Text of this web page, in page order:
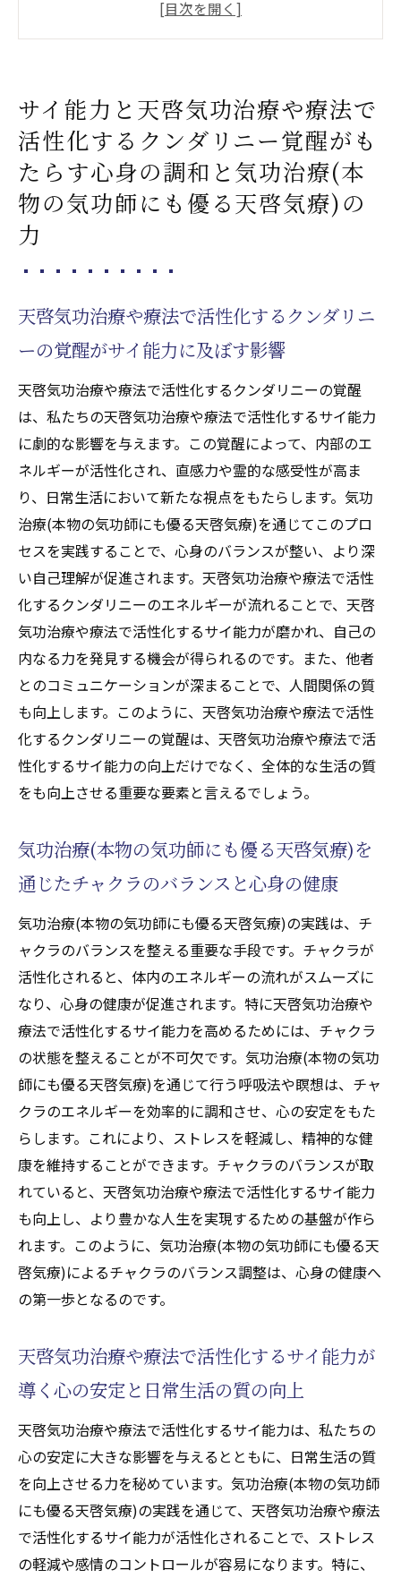
ニーの覚醒がサイ能力に及ぼす影響
天啓気功治療や療法で活性化するサイ能力
が導く心の安定と日常生活の質の向上
気功治療(本物の気功師にも優る天啓気療)の
実践がもたらす精神的な成長とサイ能力
天啓気功治療や療法で活性化するクンダリ
性化
天啓気功治療や療法で活性化するサイ能力
気功治療(本物の気功師にも優る天啓気療)で引
き出すサイ能力新たな可能性と日常生活への影
響
気功治療(本物の気功師にも優る天啓気療)練
習がもたらすサイ能力の発展
日常生活に活かす天啓気功治療や療法で活
性化するサイ能力の具体例
気功治療(本物の気功師にも優る天啓気療)を
通じた直感力と判断力の向上
天啓気功治療や療法で活性化するサイ能力
で生活に取り入れる新しい視点
気功治療(本物の気功師にも優る天啓気療)に
よるサイ能力の覚醒とそれがもたらす個人
の変化
天啓気功治療や療法で活性化するサイ能力
が導くポジティブな人間関係の構築
とチャクラの覚醒によるサイ能力の活用法とそ
の効果
ニー覚醒がもたらす具体的なサイ能力の活
用法
天啓気功治療や療法で活性化するチャクラ
の整え方とその効果的な活用
気功治療(本物の気功師にも優る天啓気療)が
サイ能力に与える影響とその応用例
天啓気功治療や療法で活性化するクンダリ
ニーとサイ能力を活かした人生の向上法
天啓気功治療や療法で活性化するサイ能力
を通じた問題解決の新しいアプローチ
天啓気功治療や療法で活性化するクンダリ
ニーとチャクラの調整がもたらす健康効果
サイ能力を活かした心と体の健康改善における
気功治療(本物の気功師にも優る天啓気療)の重
気功治療(本物の気功師にも優る天啓気療)が
心身に与えるリラクゼーション効果
の向上と健康維持のための気功治療(本物の
気功師にも優る天啓気療)の役割
心身のバランスを保つための天啓気功治療
や療法で活性化するサイ能力の活用
気功治療(本物の気功師にも優る天啓気療)に
サイ能力と天啓気功治療や療法で
活性化するクンダリニー覚醒がも
たらす心身の調和と気功治療(本
物の気功師にも優る天啓気療)の
力
天啓気功治療や療法で活性化するクンダリニ
ーの覚醒がサイ能力に及ぼす影響
天啓気功治療や療法で活性化するクンダリニーの覚醒
は、私たちの天啓気功治療や療法で活性化するサイ能力
に劇的な影響を与えます。この覚醒によって、内部のエ
ネルギーが活性化され、直感力や霊的な感受性が高ま
り、日常生活において新たな視点をもたらします。気功
治療(本物の気功師にも優る天啓気療)を通じてこのプロ
セスを実践することで、心身のバランスが整い、より深
い自己理解が促進されます。天啓気功治療や療法で活性
化するクンダリニーのエネルギーが流れることで、天啓
気功治療や療法で活性化するサイ能力が磨かれ、自己の
内なる力を発見する機会が得られるのです。また、他者
とのコミュニケーションが深まることで、人間関係の質
も向上します。このように、天啓気功治療や療法で活性
化するクンダリニーの覚醒は、天啓気功治療や療法で活
性化するサイ能力の向上だけでなく、全体的な生活の質
をも向上させる重要な要素と言えるでしょう。
気功治療(本物の気功師にも優る天啓気療)を
通じたチャクラのバランスと心身の健康
気功治療(本物の気功師にも優る天啓気療)の実践は、チ
ャクラのバランスを整える重要な手段です。チャクラが
活性化されると、体内のエネルギーの流れがスムーズに
なり、心身の健康が促進されます。特に天啓気功治療や
療法で活性化するサイ能力を高めるためには、チャクラ
の状態を整えることが不可欠です。気功治療(本物の気功
師にも優る天啓気療)を通じて行う呼吸法や瞑想は、チャ
クラのエネルギーを効率的に調和させ、心の安定をもた
らします。これにより、ストレスを軽減し、精神的な健
康を維持することができます。チャクラのバランスが取
れていると、天啓気功治療や療法で活性化するサイ能力
も向上し、より豊かな人生を実現するための基盤が作ら
れます。このように、気功治療(本物の気功師にも優る天
啓気療)によるチャクラのバランス調整は、心身の健康へ
の第一歩となるのです。
天啓気功治療や療法で活性化するサイ能力が
導く心の安定と日常生活の質の向上
天啓気功治療や療法で活性化するサイ能力は、私たちの
心の安定に大きな影響を与えるとともに、日常生活の質
を向上させる力を秘めています。気功治療(本物の気功師
にも優る天啓気療)の実践を通じて、天啓気功治療や療法
で活性化するサイ能力が活性化されることで、ストレス
の軽減や感情のコントロールが容易になります。特に、